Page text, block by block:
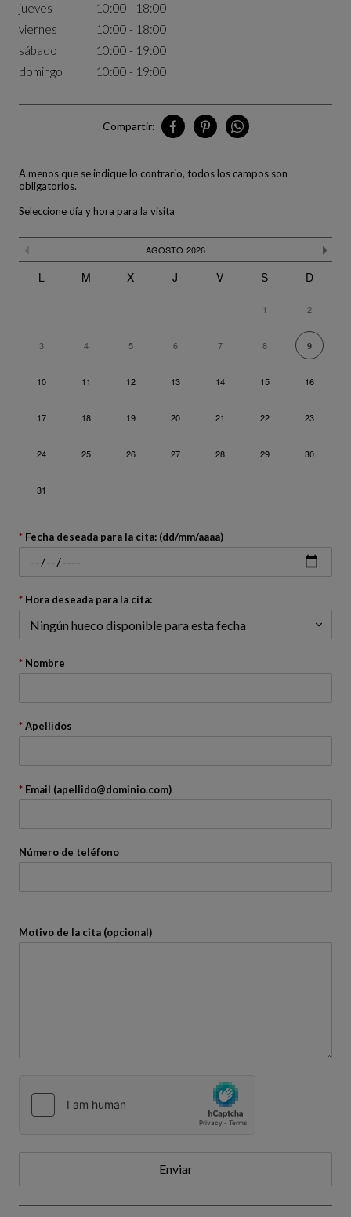
jueves
10:00 - 18:00
viernes
10:00 - 18:00
sábado
10:00 - 19:00
domingo
10:00 - 19:00
Compartir:
Compartir Chengdu en Facebook
Compartir Chengdu en
Compartir Chengdu en
A menos que se indique lo contrario, todos los campos son
obligatorios.
Seleccione día y hora para la visita
El calendario no es totalmente compatible con el uso de un
calendario
AGOSTO 2026
L M X J V S D
1 2
3 4 5 6 7 8 9
10 11 12 13 14 15 16
17 18 19 20 21 22 23
24 25 26 27 28 29 30
31
atrás
Fecha deseada para la cita: (dd/mm/aaaa)
Hora deseada para la cita:
Nombre
Apellidos
Email (apellido@dominio.com)
Número de teléfono
Motivo de la cita (opcional)
Enviar